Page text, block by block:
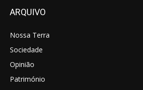
ARQUIVO
Nossa Terra
Sociedade
Opinião
Património